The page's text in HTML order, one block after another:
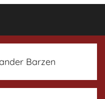
Barzen